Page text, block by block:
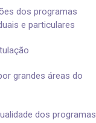
dos programas
e particulares
grandes áreas do
dos programas